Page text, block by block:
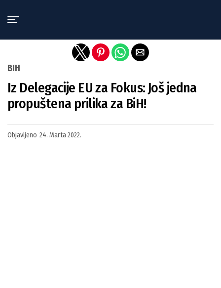
BIH
Iz Delegacije EU za Fokus: Još jedna
propuštena prilika za BiH!
Objavljeno 24. Marta 2022.